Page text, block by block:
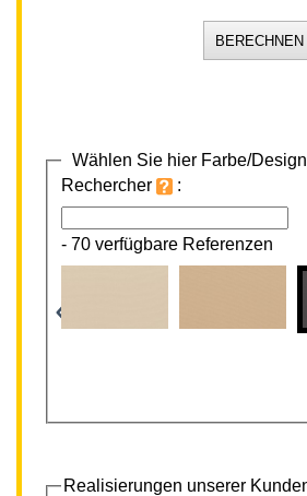
Wählen Sie hier Farbe/
Rechercher
:
- 70 verfügbare Referenzen
‹
Realisierungen unserer